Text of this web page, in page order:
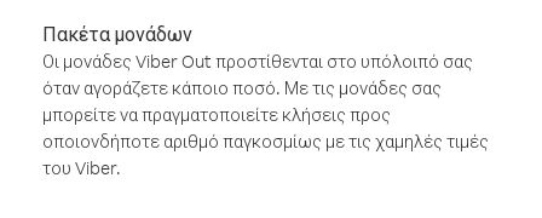
Πακέτα μονάδων
Οι μονάδες Viber Out προστίθενται στο υπόλοιπό σας
όταν αγοράζετε κάποιο ποσό. Με τις μονάδες σας
μπορείτε να πραγματοποιείτε κλήσεις προς
οποιονδήποτε αριθμό παγκοσμίως με τις χαμηλές τιμές
του Viber.